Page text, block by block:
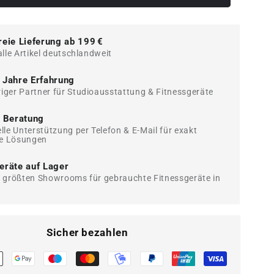
3er
Pure
1x
Flachdrückerbank
Schrägdrückerbank
und
1x
Negativdrückerbank,
Pure
gebraucht
Lieferung ab 199 €
Artikel deutschlandweit
Erfahrung
Partner für Studioausstattung & Fitnessgeräte
Beratung
Unterstützung per Telefon & E-Mail für exakt
Lösungen
auf Lager
größten Showrooms für gebrauchte Fitnessgeräte in
Sicher bezahlen